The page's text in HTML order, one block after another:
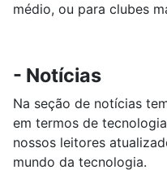
médio, ou para clubes
- Notícias
Na seção de notícias
em termos de
nossos leitores
mundo da tecnologia.